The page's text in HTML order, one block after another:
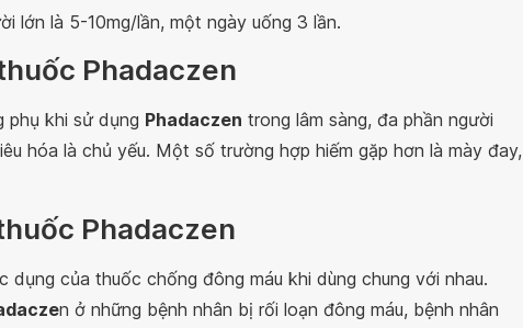
lớn là 5-10mg/lần, một ngày uống 3 lần.
Phadaczen
phụ khi sử dụng Phadaczen trong lâm sàng, đa phần người
hóa là chủ yếu. Một số trường hợp hiếm gặp hơn là mày đay,
Phadaczen
dụng của thuốc chống đông máu khi dùng chung với nhau.
n ở những bệnh nhân bị rối loạn đông máu, bệnh nhân